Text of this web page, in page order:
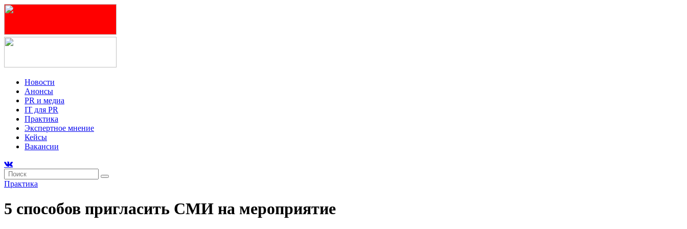
Новости
Анонсы
PR и медиа
IT для PR
Практика
Экспертное мнение
Кейсы
Вакансии
Практика
5 способов пригласить СМИ на мероприятие